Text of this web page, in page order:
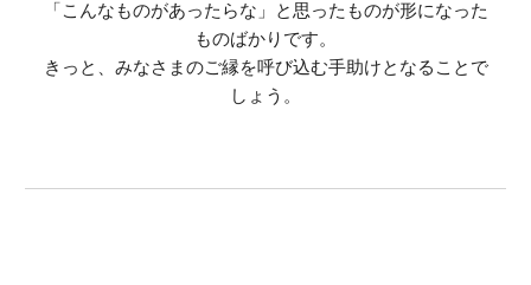
「こんなものがあったらな」と思ったものが形になった
ものばかりです。
きっと、みなさまのご縁を呼び込む手助けとなることで
しょう。